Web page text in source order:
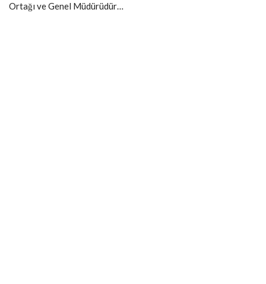
Ortağı ve Genel Müdürüdür…